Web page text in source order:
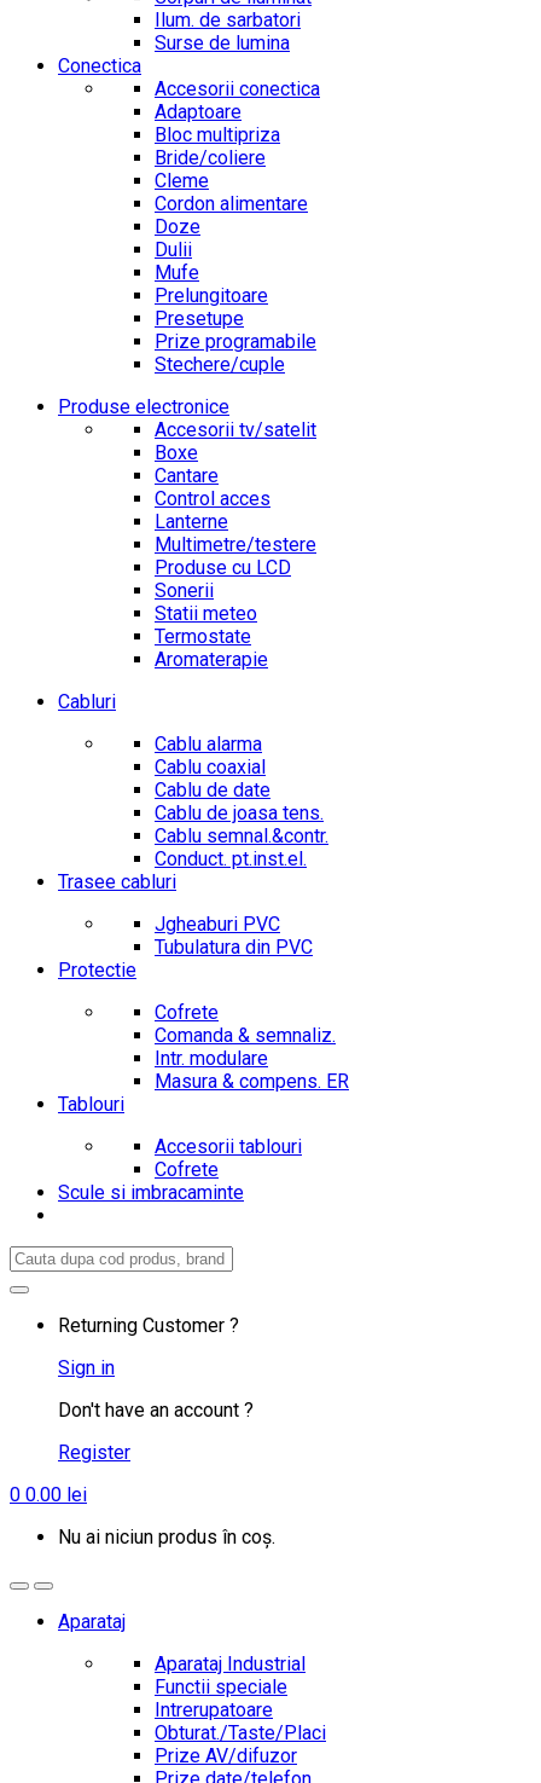
Ilum. de sarbatori
Surse de lumina
Conectica
Accesorii conectica
Adaptoare
Bloc multipriza
Bride/coliere
Cleme
Cordon alimentare
Doze
Dulii
Mufe
Prelungitoare
Presetupe
Prize programabile
Stechere/cuple
Produse electronice
Accesorii tv/satelit
Boxe
Cantare
Control acces
Lanterne
Multimetre/testere
Produse cu LCD
Sonerii
Statii meteo
Termostate
Aromaterapie
Cabluri
Cablu alarma
Cablu coaxial
Cablu de date
Cablu de joasa tens.
Cablu semnal.&contr.
Conduct. pt.inst.el.
Trasee cabluri
Jgheaburi PVC
Tubulatura din PVC
Protectie
Cofrete
Comanda & semnaliz.
Intr. modulare
Masura & compens. ER
Tablouri
Accesorii tablouri
Cofrete
Scule si imbracaminte
Search
Returning Customer ?
Sign in
Don't have an account ?
Register
0 0.00 lei
Nu ai niciun produs în coș.
Aparataj
Aparataj Industrial
Functii speciale
Intrerupatoare
Obturat./Taste/Placi
Prize AV/difuzor